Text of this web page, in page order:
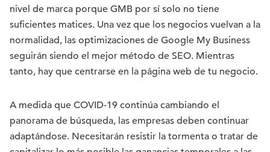
nivel de marca porque GMB por sí solo no tiene
suficientes matices. Una vez que los negocios vuelvan a la
normalidad, las optimizaciones de Google My Business
seguirán siendo el mejor método de SEO. Mientras
tanto, hay que centrarse en la página web de tu negocio.
A medida que COVID-19 continúa cambiando el
panorama de búsqueda, las empresas deben continuar
adaptándose. Necesitarán resistir la tormenta o tratar de